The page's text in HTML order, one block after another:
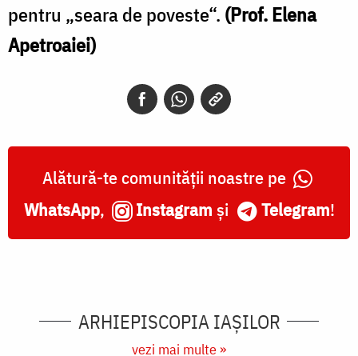
pentru „seara de poveste“. (Prof. Elena
Apetroaiei)
Alătură-te comunității noastre pe
WhatsApp, Instagram și Telegram!
ARHIEPISCOPIA IAŞILOR
vezi mai multe »